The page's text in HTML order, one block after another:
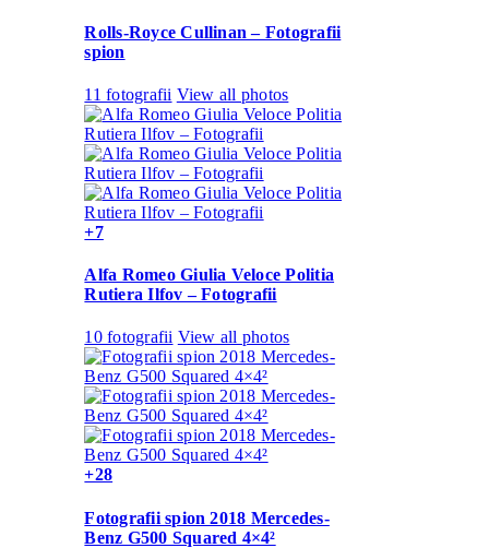
Rolls-Royce Cullinan – Fotografii
spion
11 fotografii View all photos
+7
Alfa Romeo Giulia Veloce Politia
Rutiera Ilfov – Fotografii
10 fotografii View all photos
+28
Fotografii spion 2018 Mercedes-
Benz G500 Squared 4×4²